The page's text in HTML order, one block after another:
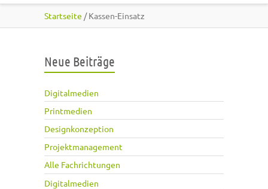
Startseite / Kassen-Einsatz
Neue Beiträge
Digitalmedien
Printmedien
Designkonzeption
Projektmanagement
Alle Fachrichtungen
Digitalmedien